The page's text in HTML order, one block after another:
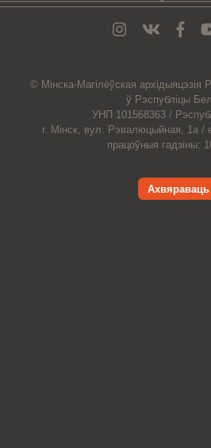
© Мiнска-Магiлёўская архiдыяцэзiя
ў Рэспубліцы
УНП 101568363 /
г. Мінск, вул. Рэвалюцыйная, 1а /
працоўныя гадзіны:
Ахвяраваць